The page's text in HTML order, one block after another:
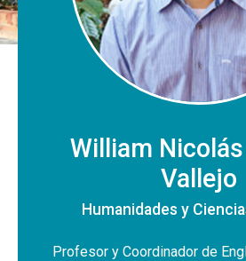
William
Vallejo
Humanidades y
Profesor y Coordinador de